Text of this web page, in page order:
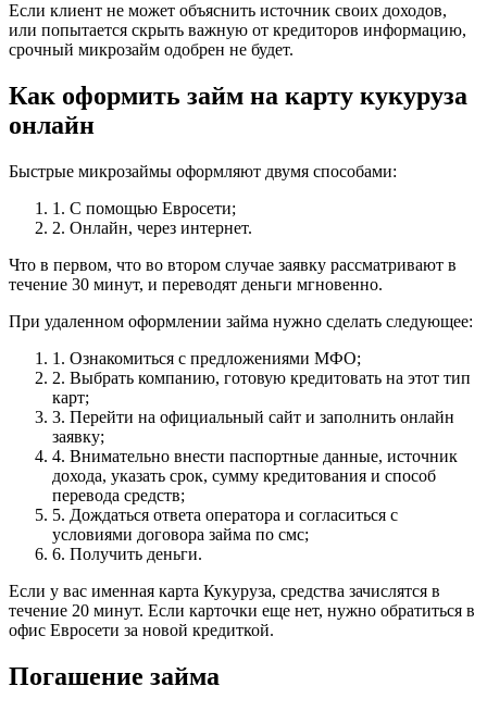
Если клиент не может объяснить источник своих доходов,
или попытается скрыть важную от кредиторов информацию,
срочный микрозайм одобрен не будет.
Как оформить займ на карту кукуруза
онлайн
Быстрые микрозаймы оформляют двумя способами:
1. С помощью Евросети;
2. Онлайн, через интернет.
Что в первом, что во втором случае заявку рассматривают в
течение 30 минут, и переводят деньги мгновенно.
При удаленном оформлении займа нужно сделать следующее:
1. Ознакомиться с предложениями МФО;
2. Выбрать компанию, готовую кредитовать на этот тип
карт;
3. Перейти на официальный сайт и заполнить онлайн
заявку;
4. Внимательно внести паспортные данные, источник
дохода, указать срок, сумму кредитования и способ
перевода средств;
5. Дождаться ответа оператора и согласиться с
условиями договора займа по смс;
6. Получить деньги.
Если у вас именная карта Кукуруза, средства зачислятся в
течение 20 минут. Если карточки еще нет, нужно обратиться в
офис Евросети за новой кредиткой.
Погашение займа